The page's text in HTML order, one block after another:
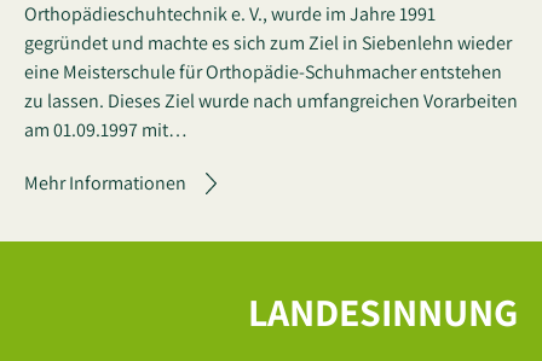
Orthopädieschuhtechnik e. V., wurde im Jahre 1991
gegründet und machte es sich zum Ziel in Siebenlehn wieder
eine Meisterschule für Orthopädie-Schuhmacher entstehen
zu lassen. Dieses Ziel wurde nach umfangreichen Vorarbeiten
am 01.09.1997 mit…
Mehr Informationen
LANDESINNUNG